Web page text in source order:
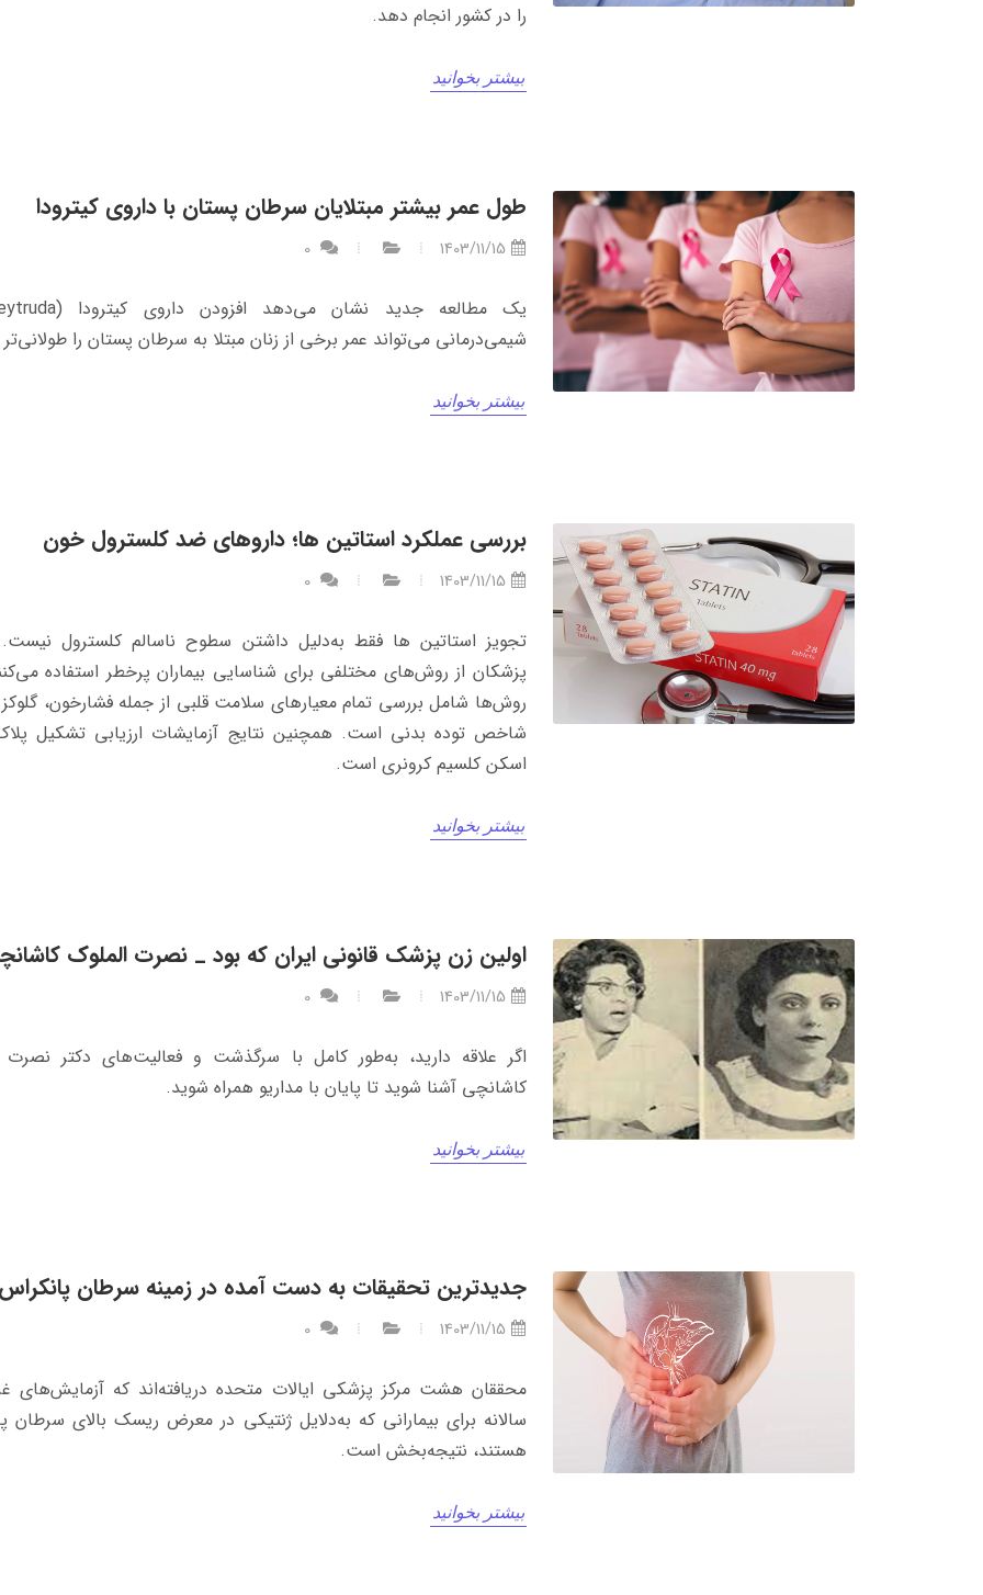
را در کشور انجام دهد.
بیشتر بخوانید
طول عمر بیشتر مبتلایان سرطان پستان با داروی کیترودا
1403/11/15
شیمی‌درمانی می‌تواند عمر برخی از زنان مبتلا به سرطان پستان را
بیشتر بخوانید
بررسی عملکرد استاتین ها؛ داروهای ضد کلسترول خون
1403/11/15
تجویز استاتین ها فقط به‌دلیل داشتن سطوح ناسالم کلسترول نیست.
پزشکان از روش‌های مختلفی برای شناسایی بیماران پرخطر استفاده
روش‌ها شامل بررسی تمام معیارهای سلامت قلبی از جمله فشارخون،
شاخص توده بدنی است. همچنین نتایج آزمایشات ارزیابی تشکیل
اسکن کلسیم کرونری است.
بیشتر بخوانید
اولین زن پزشک قانونی ایران که بود _ نصرت الملوک
1403/11/15
اگر علاقه دارید، به‌طور کامل با سرگذشت و فعالیت‌های دکتر نصرت
کاشانچی آشنا شوید تا پایان با مداریو همراه شوید.
بیشتر بخوانید
جدیدترین تحقیقات به دست آمده در زمینه سرطان پانکراس
1403/11/15
محققان هشت مرکز پزشکی ایالات متحده دریافته‌اند که آزمایش‌های
سالانه برای بیمارانی که به‌دلایل ژنتیکی در معرض ریسک بالای سرطان
هستند، نتیجه‌بخش است.
بیشتر بخوانید